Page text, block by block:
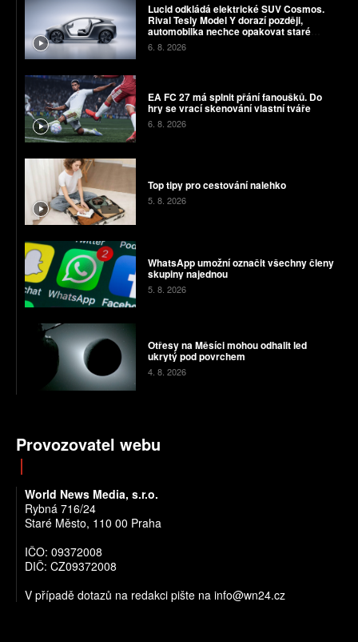
Lucid odkládá elektrické SUV Cosmos.
Rival Tesly Model Y dorazí později,
automobilka nechce opakovat staré
chyby
6. 8. 2026
EA FC 27 má splnit přání fanoušků. Do
hry se vrací skenování vlastní tváře
6. 8. 2026
Top tipy pro cestování nalehko
5. 8. 2026
WhatsApp umožní označit všechny členy
skupiny najednou
5. 8. 2026
Otřesy na Měsíci mohou odhalit led
ukrytý pod povrchem
4. 8. 2026
Provozovatel webu
World News Media, s.r.o.
Rybná 716/24
Staré Město, 110 00 Praha
IČO: 09372008
DIČ: CZ09372008
V případě dotazů na redakci pište na info@wn24.cz